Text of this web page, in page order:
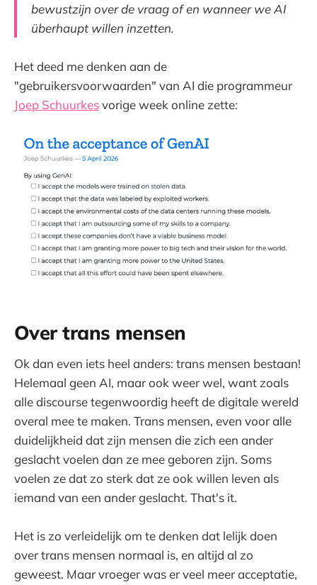
bewustzijn over de vraag of en wanneer we AI
überhaupt willen inzetten.
Het deed me denken aan de
"gebruikersvoorwaarden" van AI die programmeur
Joep Schuurkesvorige week online zette:
Over trans mensen
Ok dan even iets heel anders: trans mensen bestaan!
Helemaal geen AI, maar ook weer wel, want zoals
alle discourse tegenwoordig heeft de digitale wereld
overal mee te maken. Trans mensen, even voor alle
duidelijkheid dat zijn mensen die zich een ander
geslacht voelen dan ze mee geboren zijn. Soms
voelen ze dat zo sterk dat ze ook willen leven als
iemand van een ander geslacht. That's it.
Het is zo verleidelijk om te denken dat lelijk doen
over trans mensen normaal is, en altijd al zo
geweest. Maar vroeger was er veel meer acceptatie,